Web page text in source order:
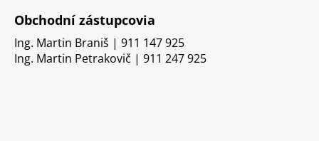
Obchodní zástupcovia
Ing. Martin Braniš | 911 147 925
Ing. Martin Petrakovič | 911 247 925